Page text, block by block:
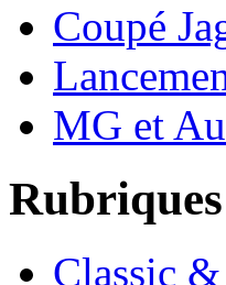
Coupé
MG et
Rubriques
Classic